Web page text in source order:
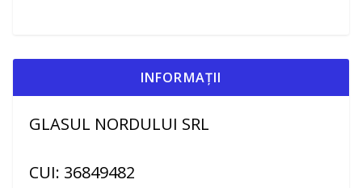
INFORMAȚII
GLASUL NORDULUI SRL
CUI: 36849482